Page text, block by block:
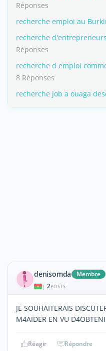
Réponses
recherche emploi au
recherche
Réponses
recherche d emploi
8 Réponses
recherche job a ouaga
denisomda Membre
| 2POSTS
JE SOUHAITERAIS
M4AIDER EN VU
Réagir Répondre